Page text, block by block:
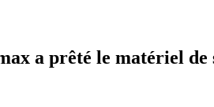
a prêté le matériel